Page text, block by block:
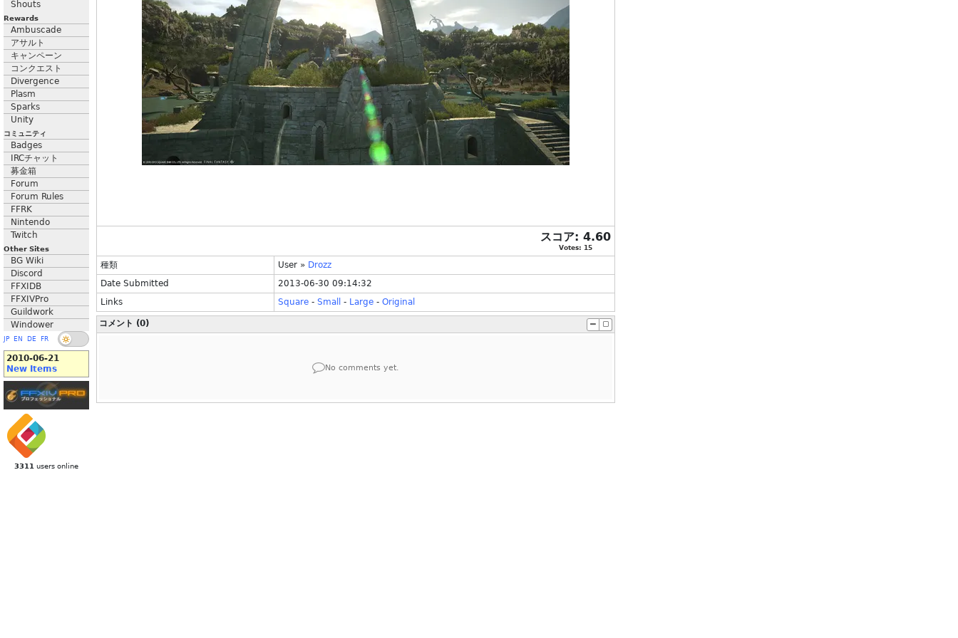
Shouts
Rewards
Ambuscade
アサルト
キャンペーン
コンクエスト
Divergence
Plasm
Sparks
Unity
コミュニティ
Badges
IRCチャット
募金箱
Forum
Forum Rules
FFRK
Nintendo
Twitch
Other Sites
BG Wiki
Discord
FFXIDB
FFXIVPro
Guildwork
Windower
JP EN DE FR
2010-06-21
New Items
3311 users online
スコア: 4.60
Votes: 15
種類 User » Drozz
Date Submitted
2013-06-30 09:14:32
Links
Square - Small - Large - Original
コメント (0)
No comments yet.